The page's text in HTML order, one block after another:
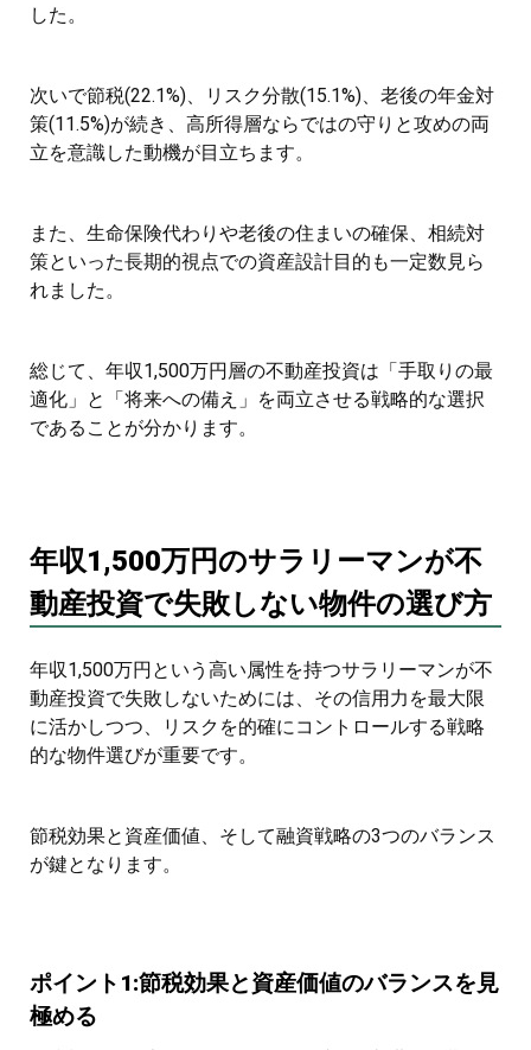
した。
次いで節税(22.1%)、リスク分散(15.1%)、老後の年金対
策(11.5%)が続き、高所得層ならではの守りと攻めの両
立を意識した動機が目立ちます。
また、生命保険代わりや老後の住まいの確保、相続対
策といった長期的視点での資産設計目的も一定数見ら
れました。
総じて、年収1,500万円層の不動産投資は「手取りの最
適化」と「将来への備え」を両立させる戦略的な選択
であることが分かります。
年収1,500万円のサラリーマンが不
動産投資で失敗しない物件の選び方
年収1,500万円という高い属性を持つサラリーマンが不
動産投資で失敗しないためには、その信用力を最大限
に活かしつつ、リスクを的確にコントロールする戦略
的な物件選びが重要です。
節税効果と資産価値、そして融資戦略の3つのバランス
が鍵となります。
ポイント1:節税効果と資産価値のバランスを見
極める